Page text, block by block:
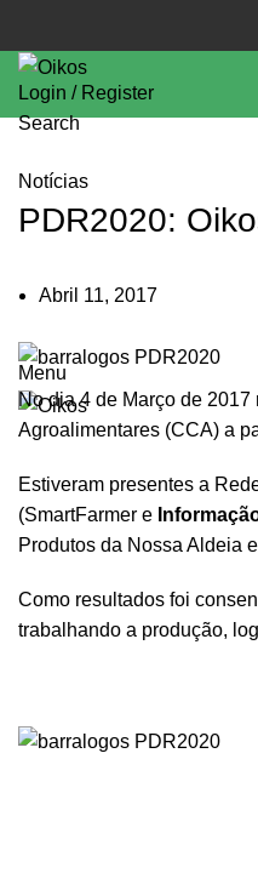
Login / Register
Search
Menu
Notícias
PDR2020:
Abril 11, 2017
No dia 4 de Março de
Agroalimentares (CCA) a
Estiveram presentes a
(SmartFarmer e
Produtos da Nossa Aldeia
Como resultados foi
trabalhando a produção,